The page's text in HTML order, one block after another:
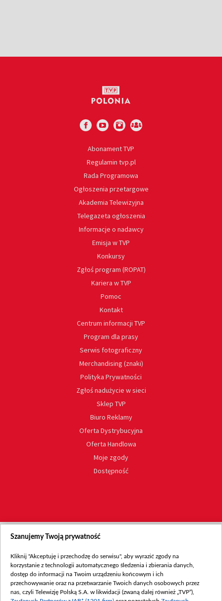
Abonament TVP
Regulamin tvp.pl
Rada Programowa
Ogłoszenia przetargowe
Akademia Telewizyjna
Telegazeta ogłoszenia
Informacje o nadawcy
Emisja w TVP
Konkursy
Zgłoś program (ROPAT)
Kariera w TVP
Pomoc
Kontakt
Centrum informacji TVP
Program dla prasy
Serwis fotograficzny
Merchandising (znaki)
Polityka Prywatności
Zgłoś nadużycie w sieci
Sklep TVP
Biuro Reklamy
Oferta Dystrybucyjna
Oferta Handlowa
Moje zgody
Dostępność
Szanujemy Twoją prywatność
Kliknij "Akceptuję i przechodzę do serwisu", aby wyrazić zgody na
korzystanie z technologii automatycznego śledzenia i zbierania danych,
dostęp do informacji na Twoim urządzeniu końcowym i ich
przechowywanie oraz na przetwarzanie Twoich danych osobowych przez
nas, czyli Telewizję Polską S.A. w likwidacji (zwaną dalej również „TVP”),